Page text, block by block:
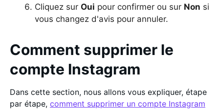
Cliquez sur Oui pour confirmer ou sur Non si
vous changez d'avis pour annuler.
Comment supprimer le
compte Instagram
Dans cette section, nous allons vous expliquer, étape
par étape, comment supprimer un compte Instagram